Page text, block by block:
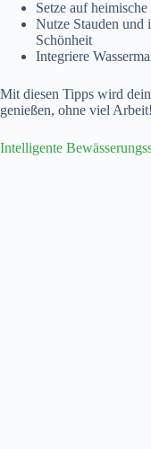
Setze auf
Nutze Stauden und
Schönheit
Integriere
Mit diesen Tipps wird
genießen, ohne viel Arbeit!
Intelligente